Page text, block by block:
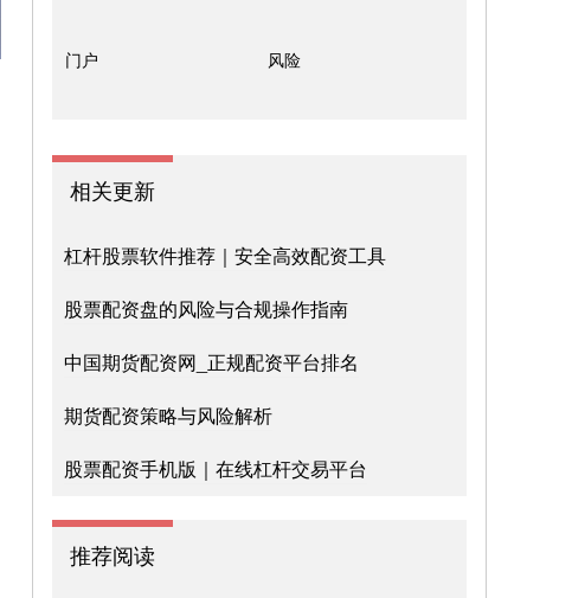
门户 风险
相关更新
杠杆股票软件推荐｜安全高效配资工具
股票配资盘的风险与合规操作指南
中国期货配资网_正规配资平台排名
期货配资策略与风险解析
股票配资手机版｜在线杠杆交易平台
推荐阅读